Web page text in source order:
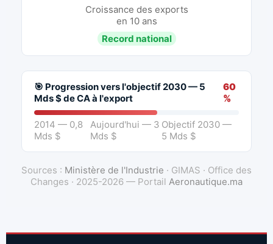
Croissance des exports
en 10 ans
Record national
🎯 Progression vers l'objectif 2030 — 5
Mds $ de CA à l'export
60
%
2014 — 0,8
Mds $
Aujourd'hui — 3
Mds $
Objectif 2030 —
5 Mds $
Sources : Ministère de l'Industrie · GIMAS · Office des
Changes · 2025-2026 — Portail Aeronautique.ma